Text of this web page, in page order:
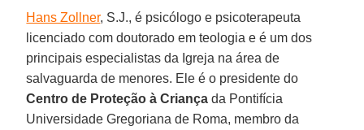
Hans Zollner, S.J., é psicólogo e psicoterapeuta
licenciado com doutorado em teologia e é um dos
principais especialistas da Igreja na área de
salvaguarda de menores. Ele é o presidente do
Centro de Proteção à Criança da Pontifícia
Universidade Gregoriana de Roma, membro da